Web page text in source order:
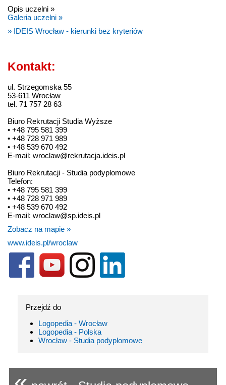
Opis uczelni »
Galeria uczelni »
» IDEIS Wrocław - kierunki bez kryteriów
Kontakt:
ul. Strzegomska 55
53-611 Wrocław
tel. 71 757 28 63
Biuro Rekrutacji Studia Wyższe
• +48 795 581 399
• +48 728 971 989
• +48 539 670 492
E-mail: wroclaw@rekrutacja.ideis.pl
Biuro Rekrutacji - Studia podyplomowe
Telefon:
• +48 795 581 399
• +48 728 971 989
• +48 539 670 492
E-mail: wroclaw@sp.ideis.pl
Zobacz na mapie »
www.ideis.pl/wroclaw
Przejdź do
Logopedia - Wrocław
Logopedia - Polska
Wrocław - Studia podyplomowe